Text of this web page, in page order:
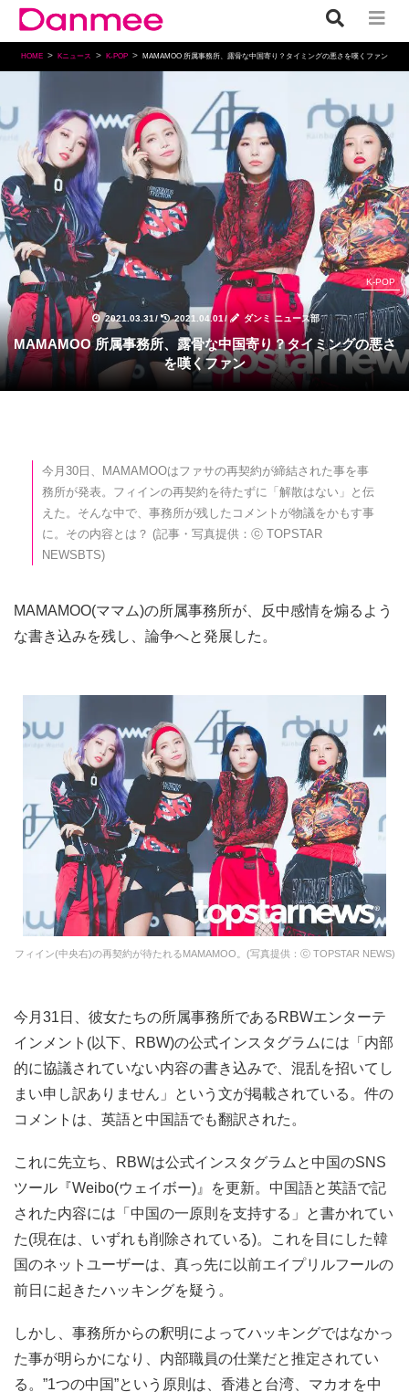
HOME Kニュース K-POP MAMAMOO 所属事務所、露骨な中国寄り？タイミングの悪さを嘆くファン
2021.03.31 / 2021.04.01 / ダンミ ニュース部
K-POP
MAMAMOO 所属事務所、露骨な中国寄り？タイミングの悪さ
を嘆くファン
今月30日、MAMAMOOはファサの再契約が締結された事を事
務所が発表。フィインの再契約を待たずに「解散はない」と伝
えた。そんな中で、事務所が残したコメントが物議をかもす事
に。その内容とは？ (記事・写真提供：ⓒ TOPSTAR
NEWSBTS)
MAMAMOO(ママム)の所属事務所が、反中感情を煽るよう
な書き込みを残し、論争へと発展した。
フィイン(中央右)の再契約が待たれるMAMAMOO。(写真提供：ⓒ TOPSTAR NEWS)
今月31日、彼女たちの所属事務所であるRBWエンターテ
インメント(以下、RBW)の公式インスタグラムには「内部
的に協議されていない内容の書き込みで、混乱を招いてし
まい申し訳ありません」という文が掲載されている。件の
コメントは、英語と中国語でも翻訳された。
これに先立ち、RBWは公式インスタグラムと中国のSNS
ツール『Weibo(ウェイボー)』を更新。中国語と英語で記
された内容には「中国の一原則を支持する」と書かれてい
た(現在は、いずれも削除されている)。これを目にした韓
国のネットユーザーは、真っ先に以前エイプリルフールの
前日に起きたハッキングを疑う。
しかし、事務所からの釈明によってハッキングではなかっ
た事が明らかになり、内部職員の仕業だと推定されてい
る。”1つの中国”という原則は、香港と台湾、マカオを中